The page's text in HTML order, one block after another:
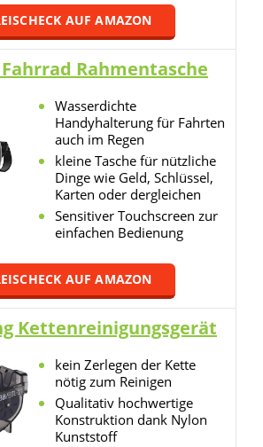
AUF AMAZON
Rahmentasche
Wasserdichte
Handyhalterung für Fahrten
auch im Regen
kleine Tasche für nützliche
Dinge wie Geld, Schlüssel,
Karten oder dergleichen
Sensitiver Touchscreen zur
einfachen Bedienung
AUF AMAZON
Kettenreinigungsgerät
kein Zerlegen der Kette
nötig zum Reinigen
Qualitativ hochwertige
Konstruktion dank Nylon
Kunststoff